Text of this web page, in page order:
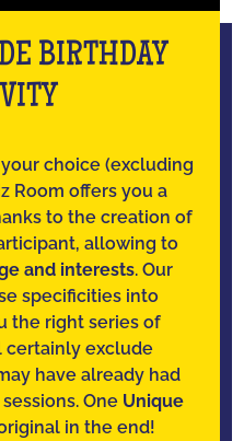
BIRTHDAY
choice (excluding
Room offers you a
to the creation of
allowing to
and interests. Our
specificities into
the right series of
certainly exclude
have already had
One Unique
in the end!